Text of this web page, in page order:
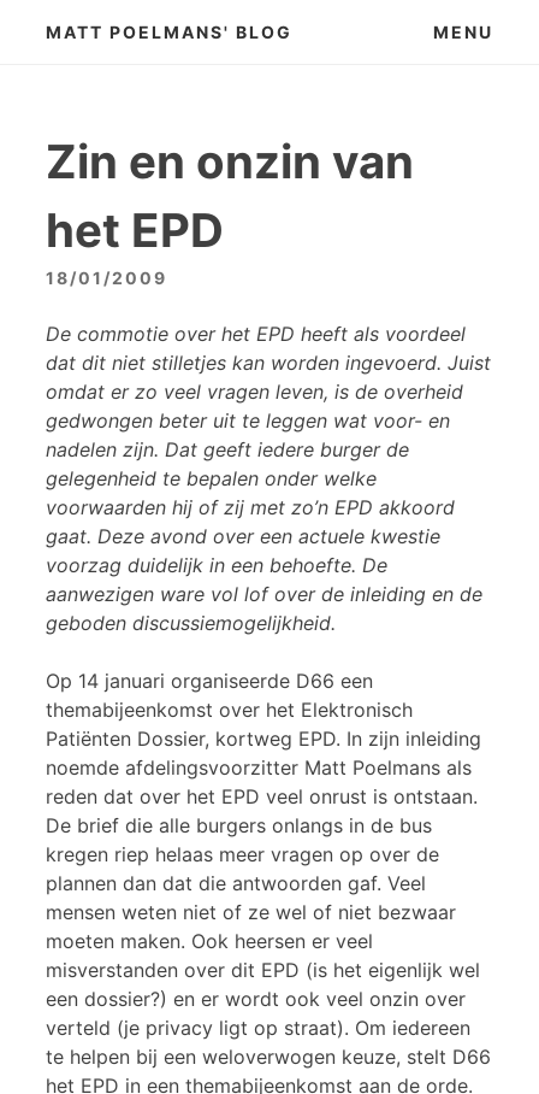
MATT POELMANS' BLOG MENU
Zin en onzin van
het EPD
18/01/2009
De commotie over het EPD heeft als voordeel
dat dit niet stilletjes kan worden ingevoerd. Juist
omdat er zo veel vragen leven, is de overheid
gedwongen beter uit te leggen wat voor- en
nadelen zijn. Dat geeft iedere burger de
gelegenheid te bepalen onder welke
voorwaarden hij of zij met zo’n EPD akkoord
gaat. Deze avond over een actuele kwestie
voorzag duidelijk in een behoefte. De
aanwezigen ware vol lof over de inleiding en de
geboden discussiemogelijkheid.
Op 14 januari organiseerde D66 een
themabijeenkomst over het Elektronisch
Patiënten Dossier, kortweg EPD. In zijn inleiding
noemde afdelingsvoorzitter Matt Poelmans als
reden dat over het EPD veel onrust is ontstaan.
De brief die alle burgers onlangs in de bus
kregen riep helaas meer vragen op over de
plannen dan dat die antwoorden gaf. Veel
mensen weten niet of ze wel of niet bezwaar
moeten maken. Ook heersen er veel
misverstanden over dit EPD (is het eigenlijk wel
een dossier?) en er wordt ook veel onzin over
verteld (je privacy ligt op straat). Om iedereen
te helpen bij een weloverwogen keuze, stelt D66
het EPD in een themabijeenkomst aan de orde.